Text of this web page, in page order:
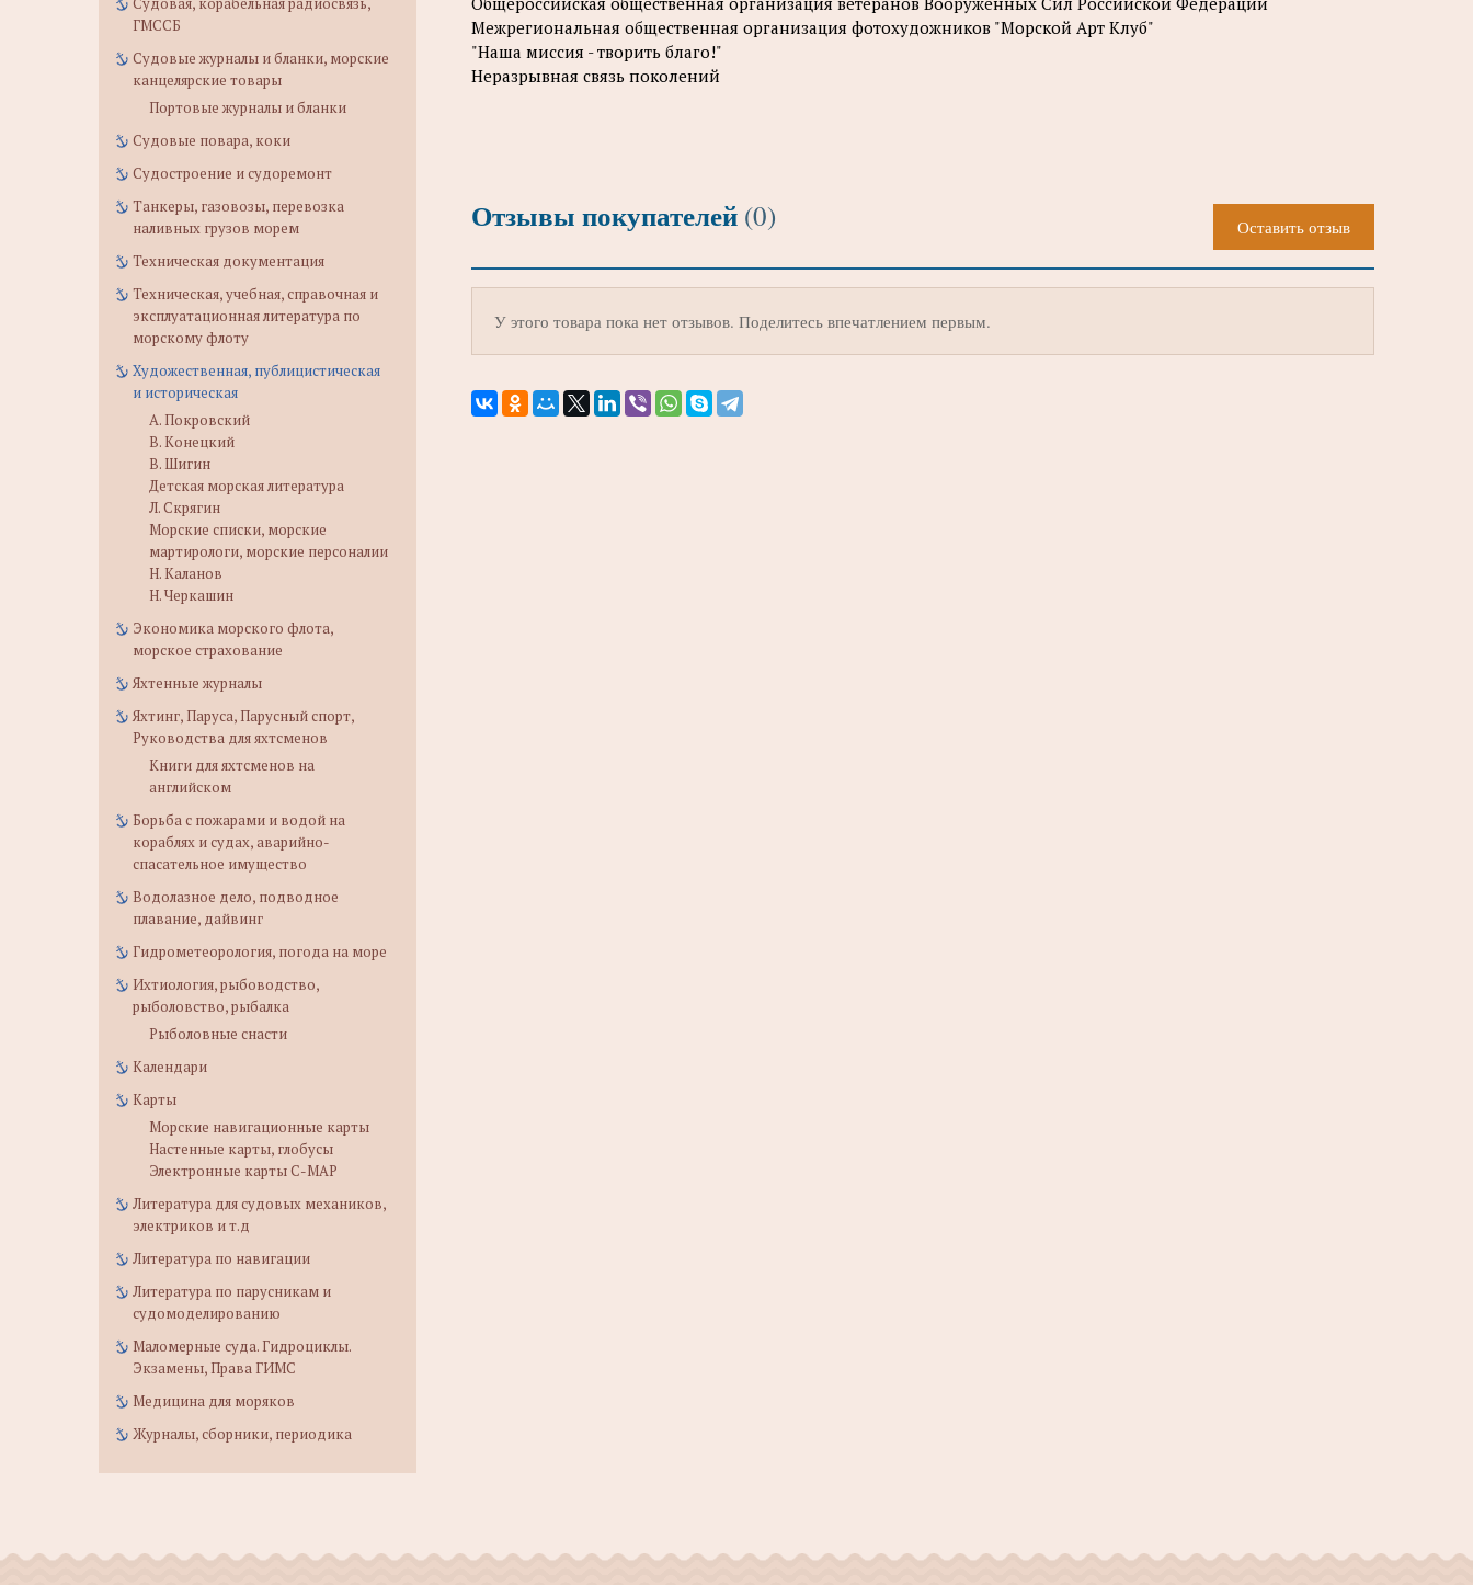
ГМССБ
Судовые журналы и бланки, морские
канцелярские товары
Портовые журналы и бланки
Судовые повара, коки
Судостроение и судоремонт
Танкеры, газовозы, перевозка
наливных грузов морем
Техническая документация
Техническая, учебная, справочная и
эксплуатационная литература по
морскому флоту
Художественная, публицистическая
и историческая
А. Покровский
В. Конецкий
В. Шигин
Детская морская литература
Л. Скрягин
Морские списки, морские
мартирологи, морские персоналии
Н. Каланов
Н. Черкашин
Экономика морского флота,
морское страхование
Яхтенные журналы
Яхтинг, Паруса, Парусный спорт,
Руководства для яхтсменов
Книги для яхтсменов на
английском
Борьба с пожарами и водой на
кораблях и судах, аварийно-
спасательное имущество
Водолазное дело, подводное
плавание, дайвинг
Гидрометеорология, погода на море
Ихтиология, рыбоводство,
рыболовство, рыбалка
Рыболовные снасти
Календари
Карты
Морские навигационные карты
Настенные карты, глобусы
Электронные карты C-MAP
Литература для судовых механиков,
электриков и т.д
Литература по навигации
Литература по парусникам и
судомоделированию
Маломерные суда. Гидроциклы.
Экзамены, Права ГИМС
Медицина для моряков
Журналы, сборники, периодика
Межрегиональная общественная организация фотохудожников "Морской Арт Клуб"
"Наша миссия - творить благо!"
Неразрывная связь поколений
Отзывы покупателей (0) Оставить отзыв
У этого товара пока нет отзывов. Поделитесь впечатлением первым.